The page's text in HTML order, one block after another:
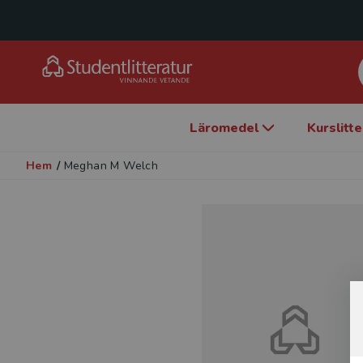
Läromedel
Hem / Meghan M Welch